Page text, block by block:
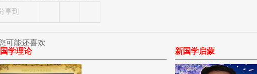
享到
可能还喜欢
学理论
新国学启蒙